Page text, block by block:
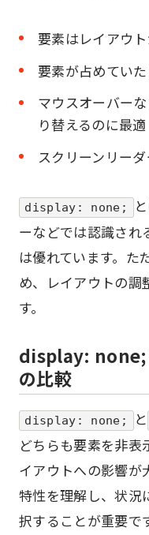
要素はレイアウ
要素が占めてい
マウスオーバー
り替えるのに最適
スクリーンリー
display: none;
ーなどでは認識され
は優れています。た
め、レイアウトの調
す。
display:
の比較
display: none; と
どちらも要素を非表
イアウトへの影響が
特性を理解し、状況
択することが重要で